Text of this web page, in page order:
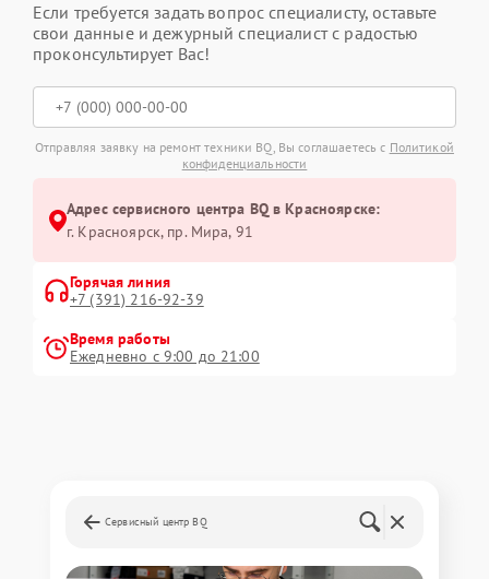
Если требуется задать вопрос специалисту, оставьте
свои данные и дежурный специалист с радостью
проконсультирует Вас!
Отправляя заявку на ремонт техники BQ, Вы соглашаетесь с Политикой
конфиденциальности
Адрес сервисного центра BQ в Красноярске:
г. Красноярск, ​пр. Мира, 91
Горячая линия
+7 (391) 216-92-39
Время работы
Ежедневно с 9:00 до 21:00
Сервисный центр BQ